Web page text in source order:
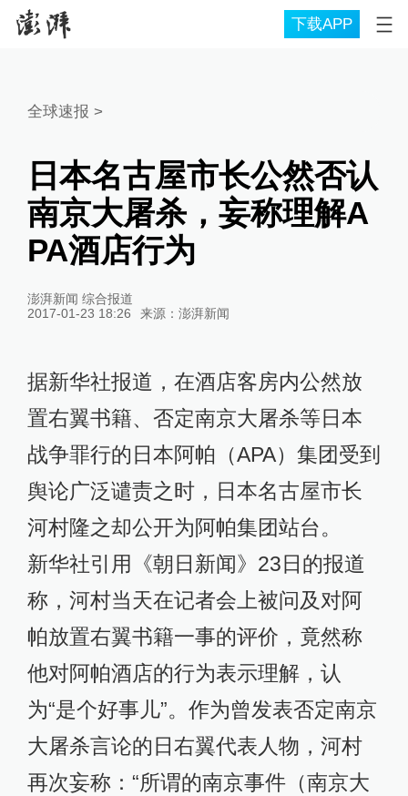
下载APP
全球速报 >
日本名古屋市长公然否认
南京大屠杀，妄称理解A
PA酒店行为
澎湃新闻 综合报道
2017-01-23 18:26
来源： 澎湃新闻
据新华社报道，在酒店客房内公然放
置右翼书籍、否定南京大屠杀等日本
战争罪行的日本阿帕（APA）集团受到
舆论广泛谴责之时，日本名古屋市长
河村隆之却公开为阿帕集团站台。
新华社引用《朝日新闻》23日的报道
称，河村当天在记者会上被问及对阿
帕放置右翼书籍一事的评价，竟然称
他对阿帕酒店的行为表示理解，认
为“是个好事儿”。作为曾发表否定南京
大屠杀言论的日右翼代表人物，河村
再次妄称：“所谓的南京事件（南京大